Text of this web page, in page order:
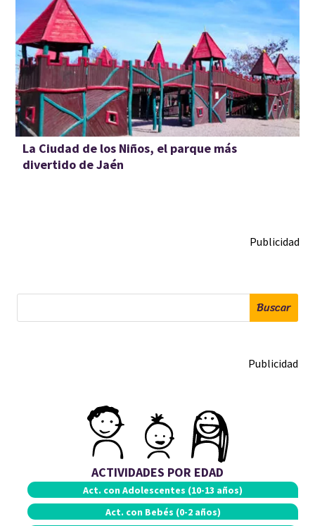
La Ciudad de los Niños, el parque más
divertido de Jaén
Publicidad
Buscar
Publicidad
ACTIVIDADES POR EDAD
Act. con Adolescentes (10-13 años)
Act. con Bebés (0-2 años)